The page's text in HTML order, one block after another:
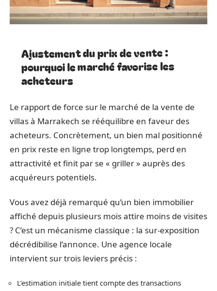
Ajustement du prix de vente :
pourquoi le marché favorise les
acheteurs
Le rapport de force sur le marché de la vente de
villas à Marrakech se rééquilibre en faveur des
acheteurs. Concrètement, un bien mal positionné
en prix reste en ligne trop longtemps, perd en
attractivité et finit par se « griller » auprès des
acquéreurs potentiels.
Vous avez déjà remarqué qu’un bien immobilier
affiché depuis plusieurs mois attire moins de visites
? C’est un mécanisme classique : la sur-exposition
décrédibilise l’annonce. Une agence locale
intervient sur trois leviers précis :
L’estimation initiale tient compte des transactions